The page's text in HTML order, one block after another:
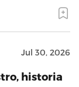
Jul 30, 2026
historia